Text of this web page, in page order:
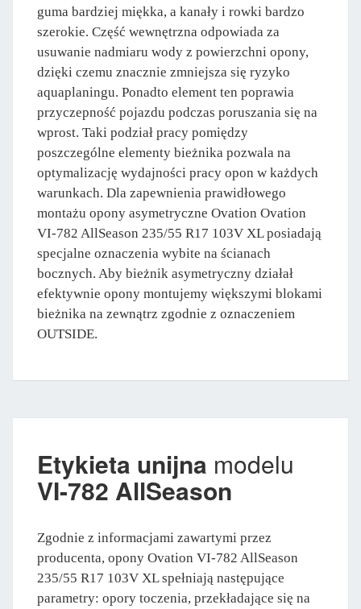
guma bardziej miękka, a kanały i rowki bardzo
szerokie. Część wewnętrzna odpowiada za
usuwanie nadmiaru wody z powierzchni opony,
dzięki czemu znacznie zmniejsza się ryzyko
aquaplaningu. Ponadto element ten poprawia
przyczepność pojazdu podczas poruszania się na
wprost. Taki podział pracy pomiędzy
poszczególne elementy bieżnika pozwala na
optymalizację wydajności pracy opon w każdych
warunkach. Dla zapewnienia prawidłowego
montażu opony asymetryczne Ovation Ovation
VI-782 AllSeason 235/55 R17 103V XL posiadają
specjalne oznaczenia wybite na ścianach
bocznych. Aby bieżnik asymetryczny działał
efektywnie opony montujemy większymi blokami
bieżnika na zewnątrz zgodnie z oznaczeniem
OUTSIDE.
Etykieta unijna modelu
VI-782 AllSeason
Zgodnie z informacjami zawartymi przez
producenta, opony Ovation VI-782 AllSeason
235/55 R17 103V XL spełniają następujące
parametry: opory toczenia, przekładające się na